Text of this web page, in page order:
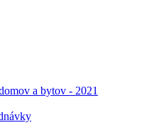
a bytov - 2021